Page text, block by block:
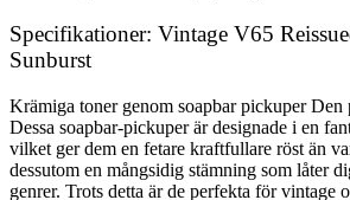
Specifikationer: Vintage V65
Sunburst
Krämiga toner genom soapbar pickuper Den
Dessa soapbar-pickuper är designade i en
vilket ger dem en fetare kraftfullare röst än
dessutom en mångsidig stämning som låter
genrer. Trots detta är de perfekta för vintage